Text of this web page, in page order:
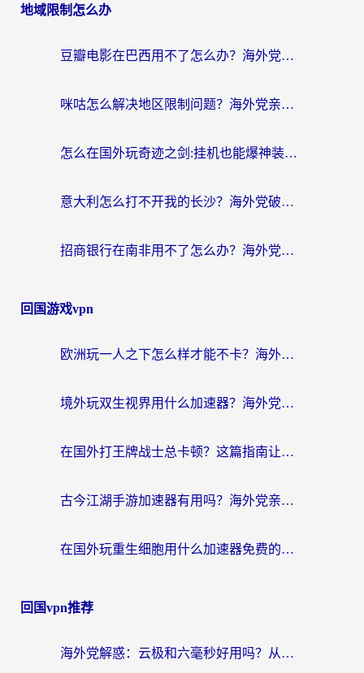
地域限制怎么办
豆瓣电影在巴西用不了怎么办？海外党亲测有效的回国加速方案
咪咕怎么解决地区限制问题？海外党亲测有效的追剧加速指南
怎么在国外玩奇迹之剑:挂机也能爆神装？这篇攻略解决你的海外游戏+追剧难题
意大利怎么打不开我的长沙？海外党破局地区限制的实用指南
招商银行在南非用不了怎么办？海外党必备的回国加速器全攻略（附民生银行奥运直播解决方案）
回国游戏vpn
欧洲玩一人之下怎么样才能不卡？海外党国服游戏畅玩终极攻略
境外玩双生视界用什么加速器？海外党国服游戏畅玩指南（附韩国魔域晶核加速方案）
在国外打王牌战士总卡顿？这篇指南让你丝滑上分（附奇迹暖暖和平营地解决方案）
古今江湖手游加速器有用吗？海外党亲测指南+3款热门手游加速秘籍
在国外玩重生细胞用什么加速器免费的？海外党亲测避坑指南
回国vpn推荐
海外党解惑：云极和六毫秒好用吗？从实测到选择，一篇搞定回国加速